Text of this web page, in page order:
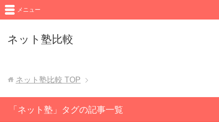
ネット塾比較
メニュー
ネット塾比較 TOP
「ネット塾」タグの記事一覧